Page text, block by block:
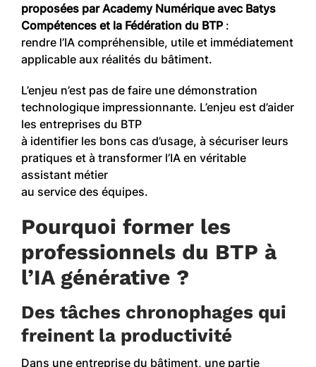
proposées par Academy Numérique avec Batys
Compétences et la Fédération du BTP :
rendre l’IA compréhensible, utile et immédiatement
applicable aux réalités du bâtiment.
L’enjeu n’est pas de faire une démonstration
technologique impressionnante. L’enjeu est d’aider
les entreprises du BTP
à identifier les bons cas d’usage, à sécuriser leurs
pratiques et à transformer l’IA en véritable
assistant métier
au service des équipes.
Pourquoi former les
professionnels du BTP à
l’IA générative ?
Des tâches chronophages qui
freinent la productivité
Dans une entreprise du bâtiment, une partie